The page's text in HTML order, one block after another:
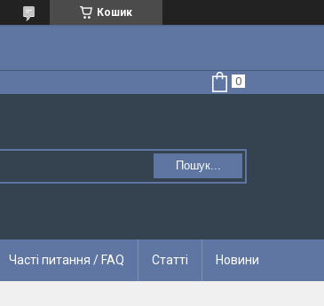
Кошик
Пошук...
Часті питання / FAQ Статті Новини